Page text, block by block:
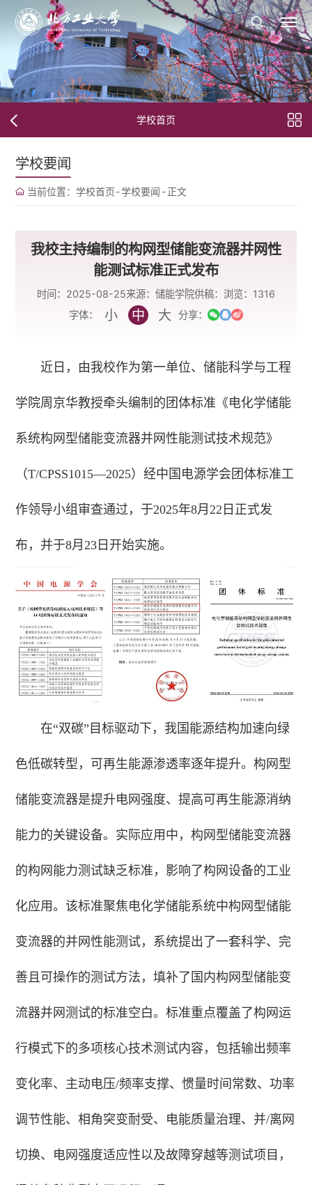
学校首页
学校要闻
当前位置： 学校首页-学校要闻 -正文
我校主持编制的构网型储能变流器并网性
能测试标准正式发布
时间：2025-08-25来源：储能学院供稿： 浏览： 1316
字体：
小 中 大 分享：
近日，由我校作为第一单位、储能科学与工程
学院周京华教授牵头编制的团体标准《电化学储能
系统构网型储能变流器并网性能测试技术规范》
（T/CPSS1015—2025）经中国电源学会团体标准工
作领导小组审查通过，于2025年8月22日正式发
布，并于8月23日开始实施。
在“双碳”目标驱动下，我国能源结构加速向绿
色低碳转型，可再生能源渗透率逐年提升。构网型
储能变流器是提升电网强度、提高可再生能源消纳
能力的关键设备。实际应用中，构网型储能变流器
的构网能力测试缺乏标准，影响了构网设备的工业
化应用。该标准聚焦电化学储能系统中构网型储能
变流器的并网性能测试，系统提出了一套科学、完
善且可操作的测试方法，填补了国内构网型储能变
流器并网测试的标准空白。标准重点覆盖了构网运
行模式下的多项核心技术测试内容，包括输出频率
变化率、主动电压/频率支撑、惯量时间常数、功率
调节性能、相角突变耐受、电能质量治理、并/离网
切换、电网强度适应性以及故障穿越等测试项目，